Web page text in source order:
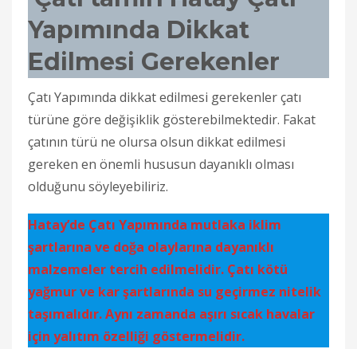
Yapımında Dikkat
Edilmesi Gerekenler
Çatı Yapımında dikkat edilmesi gerekenler çatı
türüne göre değişiklik gösterebilmektedir. Fakat
çatının türü ne olursa olsun dikkat edilmesi
gereken en önemli hususun dayanıklı olması
olduğunu söyleyebiliriz.
Hatay’de Çatı Yapımında mutlaka iklim
şartlarına ve doğa olaylarına dayanıklı
malzemeler tercih edilmelidir. Çatı kötü
yağmur ve kar şartlarında su geçirmez nitelik
taşımalıdır. Aynı zamanda aşırı sıcak havalar
için yalıtım özelliği göstermelidir.